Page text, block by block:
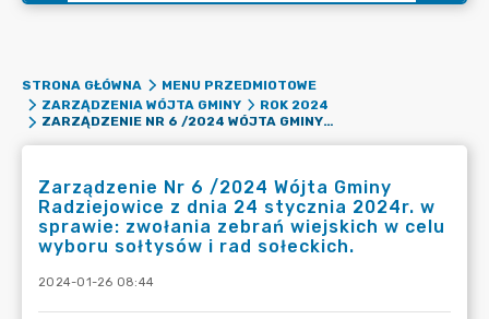
STRONA GŁÓWNA
MENU PRZEDMIOTOWE
ZARZĄDZENIA WÓJTA GMINY
ROK 2024
ZARZĄDZENIE NR 6 /2024 WÓJTA GMINY RADZIEJOWICE Z DNIA 24 STYCZNIA 2024R. W SPRAWIE: ZWOŁANIA ZEBRAŃ WIEJSKICH W CELU WYBORU SOŁTYSÓW I RAD SOŁECKICH.
Zarządzenie Nr 6 /2024 Wójta Gminy
Radziejowice z dnia 24 stycznia 2024r. w
sprawie: zwołania zebrań wiejskich w celu
wyboru sołtysów i rad sołeckich.
2024-01-26 08:44